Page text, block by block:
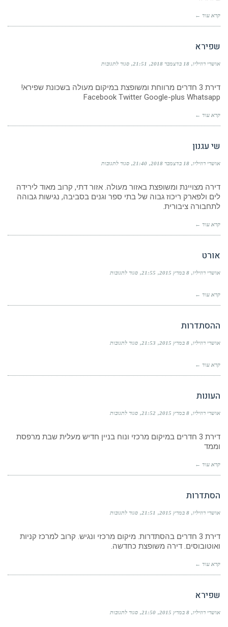
קרא עוד ←
שפירא
אושרי רוזיליו 18 בדצמבר 2018 21:51 סגור לתגובות
דירת 3 חדרים מרווחת ומשופצת במיקום מעולה בשכונת שפירא!
Facebook Twitter Google-plus Whatsapp
קרא עוד ←
שי עגנון
אושרי רוזיליו 18 בדצמבר 2018 21:40 סגור לתגובות
דירה מצויינת ומשופצת באזור מעולה. אזור דתי, קרוב מאוד לירידה
לים ולפארק ריכוז גבוה של בתי ספר וגנים בסביבה, נגישות גבוהה
לתחבורה ציבורית.
קרא עוד ←
אורט
אושרי רוזיליו 8 במרץ 2015 21:55 סגור לתגובות
קרא עוד ←
ההסתדרות
אושרי רוזיליו 8 במרץ 2015 21:53 סגור לתגובות
קרא עוד ←
העונות
אושרי רוזיליו 8 במרץ 2015 21:52 סגור לתגובות
דירת 3 חדרים במיקום מרכזי ונוח בניין חדיש מעלית שבת מרפסת
וממד
קרא עוד ←
הסתדרות
אושרי רוזיליו 8 במרץ 2015 21:51 סגור לתגובות
דירת 3 חדרים בהסתדרות. מיקום מרכזי ונגיש. קרוב למרכז קניות
ואוטובוסים. דירה משופצת כחדשה.
קרא עוד ←
שפירא
אושרי רוזיליו 8 במרץ 2015 21:50 סגור לתגובות